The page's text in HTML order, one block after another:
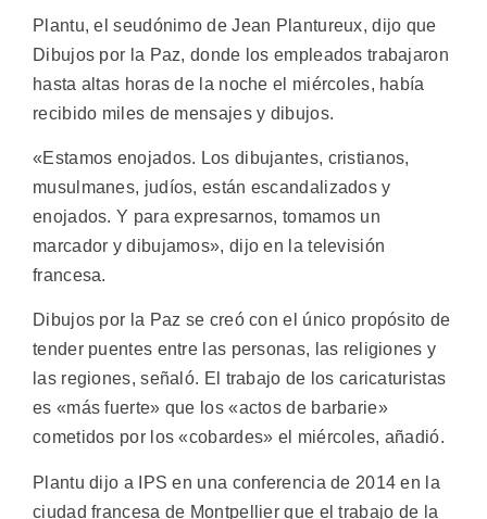
Plantu, el seudónimo de Jean Plantureux, dijo que
Dibujos por la Paz, donde los empleados trabajaron
hasta altas horas de la noche el miércoles, había
recibido miles de mensajes y dibujos.
«Estamos enojados. Los dibujantes, cristianos,
musulmanes, judíos, están escandalizados y
enojados. Y para expresarnos, tomamos un
marcador y dibujamos», dijo en la televisión
francesa.
Dibujos por la Paz se creó con el único propósito de
tender puentes entre las personas, las religiones y
las regiones, señaló. El trabajo de los caricaturistas
es «más fuerte» que los «actos de barbarie»
cometidos por los «cobardes» el miércoles, añadió.
Plantu dijo a IPS en una conferencia de 2014 en la
ciudad francesa de Montpellier que el trabajo de la